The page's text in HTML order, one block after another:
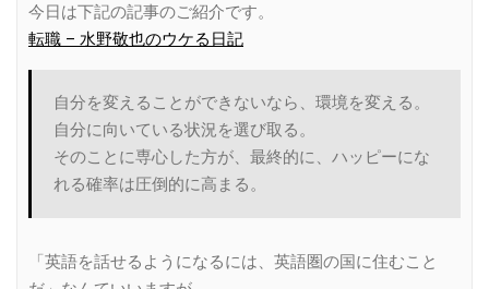
今日は下記の記事のご紹介です。
転職 – 水野敬也のウケる日記
自分を変えることができないなら、環境を変える。
自分に向いている状況を選び取る。
そのことに専心した方が、最終的に、ハッピーにな
れる確率は圧倒的に高まる。
「英語を話せるようになるには、英語圏の国に住むこと